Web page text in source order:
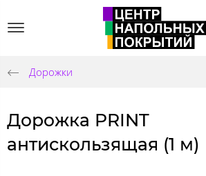
Дорожки
Дорожка PRINT
антискользящая (1 м)